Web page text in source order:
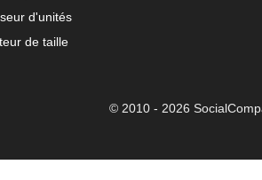
d'unités
de taille
© 2010 - 2026